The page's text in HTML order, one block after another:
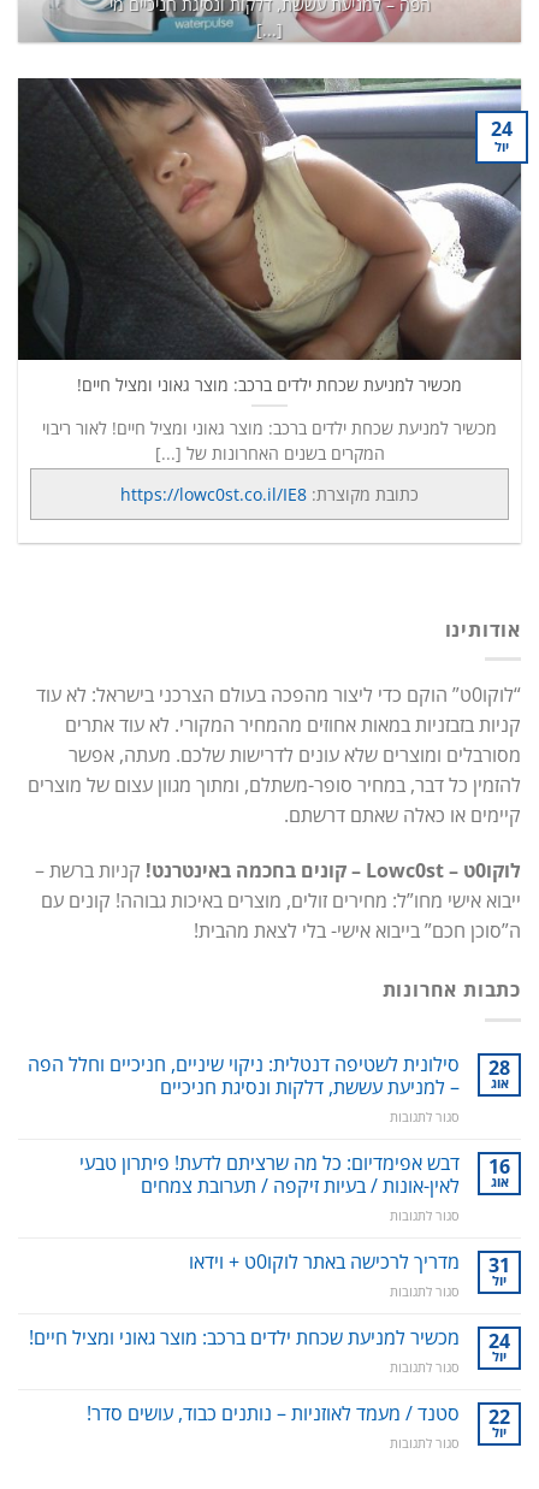
[...]
המשך קריאה→
מכשיר למניעת שכחת ילדים ברכב: מוצר גאוני ומציל חיים!
מכשיר למניעת שכחת ילדים ברכב: מוצר גאוני ומציל חיים! לאור ריבוי
המקרים בשנים האחרונות של [...]
כתובת מקוצרת: https://lowc0st.co.il/IE8
24
יול
אודותינו
“לוקו0ט” הוקם כדי ליצור מהפכה בעולם הצרכני בישראל: לא עוד
קניות בזבזניות במאות אחוזים מהמחיר המקורי. לא עוד אתרים
מסורבלים ומוצרים שלא עונים לדרישות שלכם. מעתה, אפשר
להזמין כל דבר, במחיר סופר-משתלם, ומתוך מגוון עצום של מוצרים
קיימים או כאלה שאתם דרשתם.
לוקו0ט – Lowc0st – קונים בחכמה באינטרנט!
קניות ברשת –
ייבוא אישי מחו”ל: מחירים זולים, מוצרים באיכות גבוהה! קונים עם
ה”סוכן חכם” בייבוא אישי- בלי לצאת מהבית!
כתבות אחרונות
28
אוג
סילונית לשטיפה דנטלית: ניקוי שיניים, חניכיים וחלל הפה
– למניעת עששת, דלקות ונסיגת חניכיים
סגור לתגובותעל
לשטיפה
דנטלית:
ניקוי
שיניים,
וחלל
–
עששת,
דלקות
16
אוג
דבש אפימדיום: כל מה שרציתם לדעת! פיתרון טבעי
לאין-אונות / בעיות זיקפה / תערובת צמחים
סגור לתגובותעל
אפימדיום:
כל
מה
לדעת!
טבעי
/
בעיות
31
יול
מדריך לרכישה באתר לוקו0ט + וידאו
סגור לתגובותעל
לרכישה
באתר
וידאו
24
יול
מכשיר למניעת שכחת ילדים ברכב: מוצר גאוני ומציל חיים!
סגור לתגובותעל
למניעת
שכחת
ילדים
22
יול
סטנד / מעמד לאוזניות – נותנים כבוד, עושים סדר!
סגור לתגובותעל